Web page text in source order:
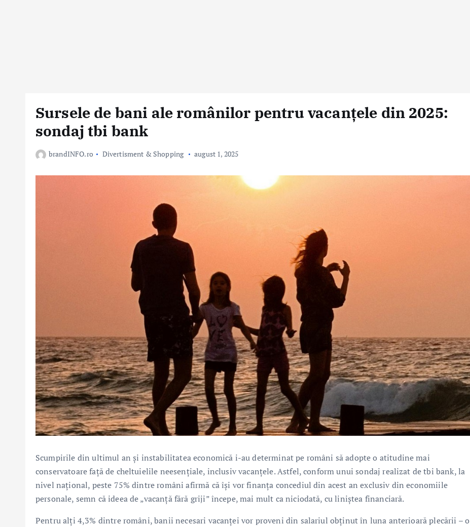
Sursele de bani ale românilor pentru vacanțele din 2025:
sondaj tbi bank
brandINFO.ro Divertisment & Shopping august 1, 2025
Scumpirile din ultimul an și instabilitatea economică i-au determinat pe români să adopte o atitudine mai
conservatoare față de cheltuielile neesențiale, inclusiv vacanțele. Astfel, conform unui sondaj realizat de tbi bank, la
nivel național, peste 75% dintre români afirmă că își vor finanța concediul din acest an exclusiv din economiile
personale, semn că ideea de „vacanță fără griji” începe, mai mult ca niciodată, cu liniștea financiară.
Pentru alți 4,3% dintre români, banii necesari vacanței vor proveni din salariul obținut în luna anterioară plecării – o